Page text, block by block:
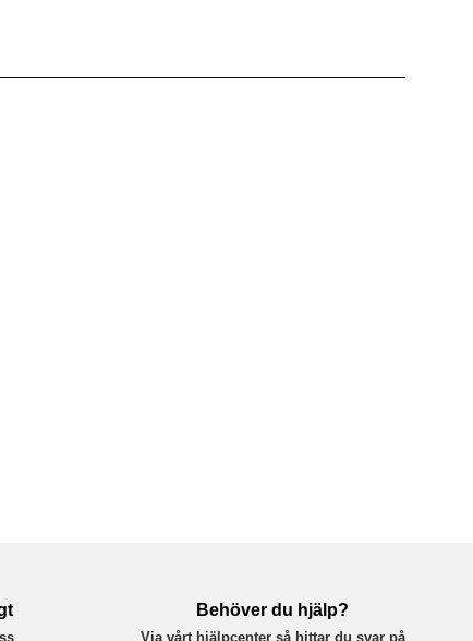
Behöver du hjälp?
Via vårt hjälpcenter så hittar du svar på